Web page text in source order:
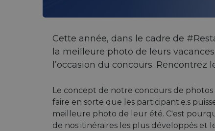
Cette année, dans le cadre de
la meilleure photo de leurs
l’occasion du concours. Rencontrez
Le concept de notre concours de
faire en sorte que les participant.e.s
meilleure photo de leur été. C'est
de nos itinéraires les plus développés et